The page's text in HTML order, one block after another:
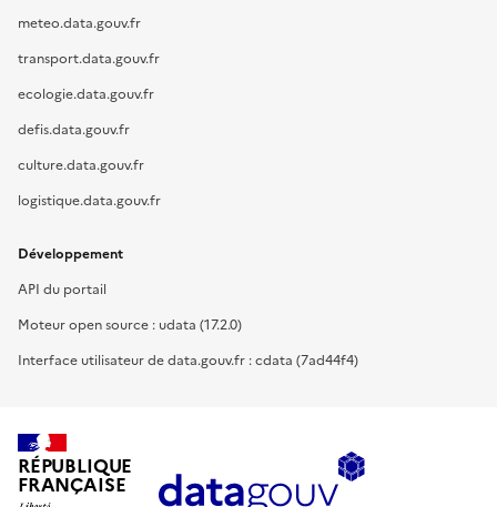
meteo.data.gouv.fr
transport.data.gouv.fr
ecologie.data.gouv.fr
defis.data.gouv.fr
culture.data.gouv.fr
logistique.data.gouv.fr
Développement
API du portail
Moteur open source : udata (17.2.0)
Interface utilisateur de data.gouv.fr : cdata (7ad44f4)
RÉPUBLIQUE
FRANÇAISE